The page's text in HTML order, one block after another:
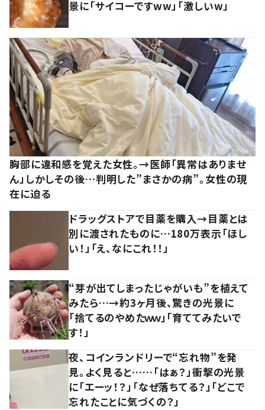
景に「サイコーですww」「激しいw」
胸部に違和感を覚えた女性。→医師「異常はありませ
ん」しかしその後…判明した”まさかの病”。女性の現
在に迫る
ドラッグストアで目薬を購入→目薬とは
別に渡されたものに…180万表示「ほし
い！」「え、なにこれ！！」
“芽が出てしまったじゃがいも”を植えて
みたら…→約3ヶ月後、驚きの光景に
「捨てるのやめたｗｗ」「育ててみたいで
す！」
夜、コインランドリーで“忘れ物”を発
見。よく見ると……「はぁ？」衝撃の光景
に「エーッ！？」「なぜ落ちてる？」「どこで
忘れたことに気づくの？」